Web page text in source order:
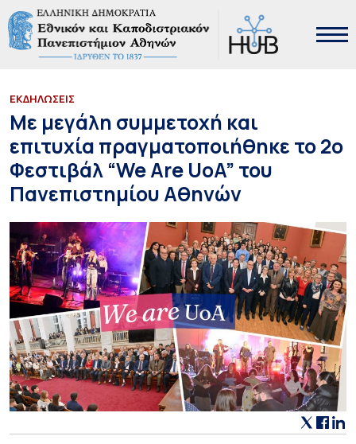
ΕΚΔΗΛΩΣΕΙΣ
Με μεγάλη συμμετοχή και
επιτυχία πραγματοποιήθηκε το 2ο
Φεστιβάλ “We Are UoA” του
Πανεπιστημίου Αθηνών